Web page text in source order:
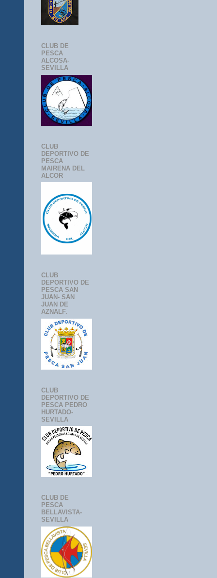
CLUB DE
PESCA
ALCOSA-
SEVILLA
CLUB
DEPORTIVO DE
PESCA
MAIRENA DEL
ALCOR
CLUB
DEPORTIVO DE
PESCA SAN
JUAN- SAN
JUAN DE
AZNALF.
CLUB
DEPORTIVO DE
PESCA PEDRO
HURTADO-
SEVILLA
CLUB DE
PESCA
BELLAVISTA-
SEVILLA